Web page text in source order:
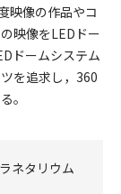
映像の作品やコ
映像をLEDドー
ドームシステム
を追求し，360
。
ネタリウム